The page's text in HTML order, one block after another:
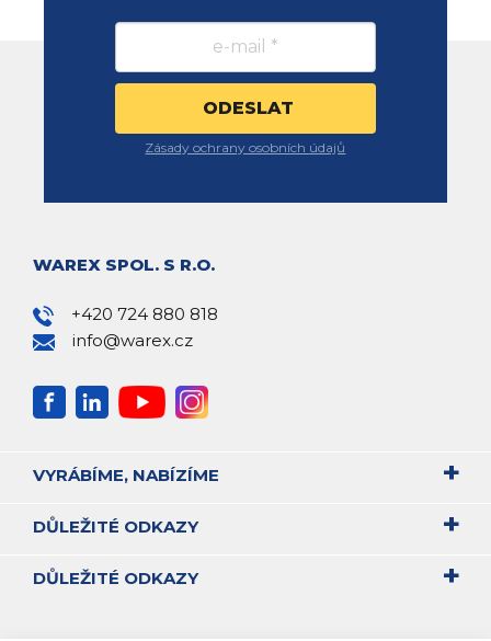
Zásady ochrany osobních údajů
WAREX SPOL. S R.O.
+420 724 880 818
info@warex.cz
VYRÁBÍME, NABÍZÍME
DŮLEŽITÉ ODKAZY
DŮLEŽITÉ ODKAZY